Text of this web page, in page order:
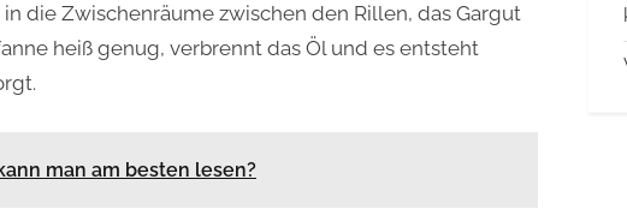
die Zwischenräume zwischen den Rillen, das Gargut
heiß genug, verbrennt das Öl und es entsteht
man am besten lesen?